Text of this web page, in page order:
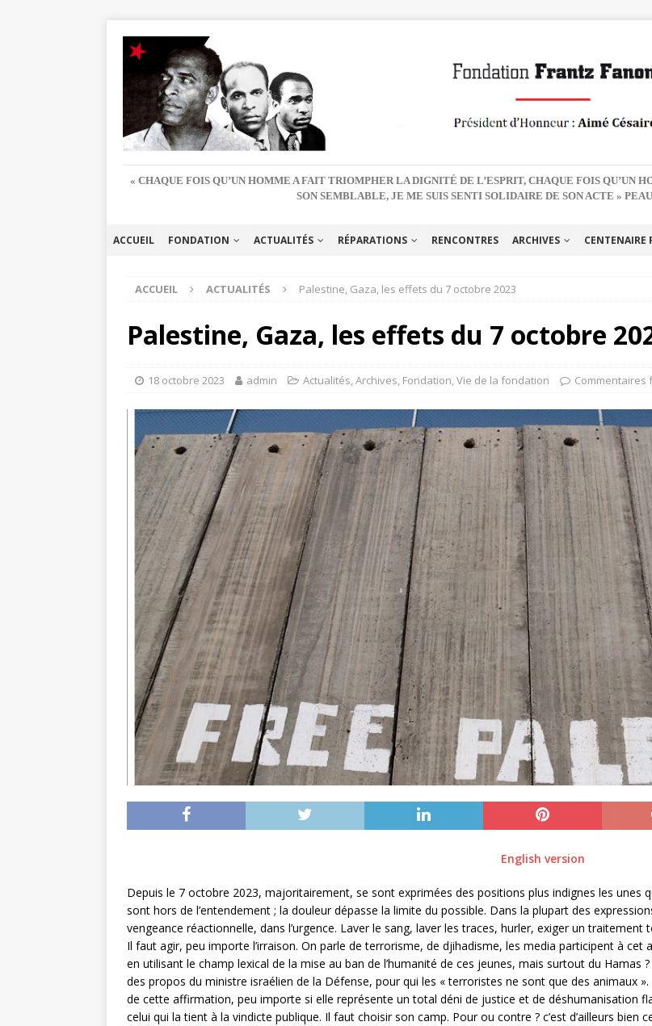
« CHAQUE FOIS QU’UN HOMME A FAIT TRIOMPHER LA DIGNITÉ DE L’ESPRIT, CHAQUE FOIS QU’UN
SON SEMBLABLE, JE ME SUIS SENTI SOLIDAIRE DE SON ACTE »
ACCUEIL FONDATION ACTUALITÉS RÉPARATIONS RENCONTRES ARCHIVES
ACCUEIL ACTUALITÉS Palestine, Gaza, les effets du 7 octobre 2023
Palestine, Gaza, les effets du 7 octobre
18 octobre 2023 admin Actualités,Archives, Fondation,Vie de la fondation Commentaires
English version
Depuis le 7 octobre 2023, majoritairement, se sont exprimées des positions plus indignes les unes
sont hors de l’entendement ; la douleur dépasse la limite du possible. Dans la plupart des
vengeance réactionnelle, dans l’urgence. Laver le sang, laver les traces, hurler, exiger un
Il faut agir, peu importe l’irraison. On parle de terrorisme, de djihadisme, les media participent à
en utilisant le champ lexical de la mise au ban de l’humanité de ces jeunes, mais surtout du
des propos du ministre israélien de la Défense, pour qui les « terroristes ne sont que des animaux
de cette affirmation, peu importe si elle représente un total déni de justice et de déshumanisation
celui qui la tient à la vindicte publique. Il faut choisir son camp. Pour ou contre ? c’est d’ailleurs bien